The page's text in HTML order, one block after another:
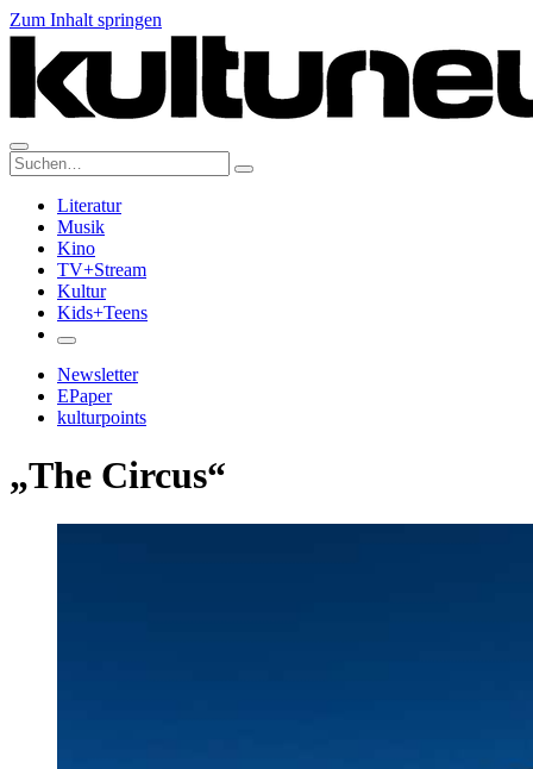
Zum Inhalt springen
Suche:
Literatur
Musik
Kino
TV+Stream
Kultur
Kids+Teens
Newsletter
EPaper
kulturpoints
„The Circus“